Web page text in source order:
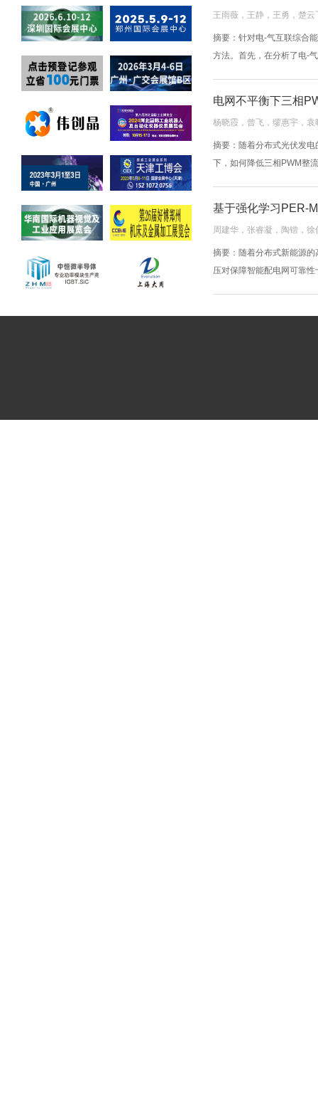
王雨薇，王静，王勇，楚
摘要：针对电-气互联综合
方法。首先，在分析了电-
电网不平衡下三相
杨晓霞，曾飞，缪惠宇，
摘要：随着分布式光伏发
下，如何降低三相PWM整
基于强化学习
周建华，张睿凝，陶锴，徐
摘要：随着分布式新能源
压对保障智能配电网可靠